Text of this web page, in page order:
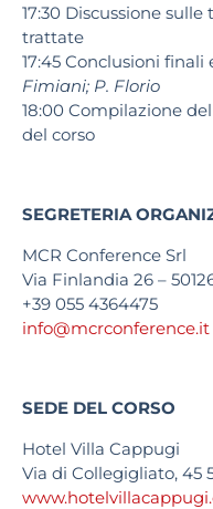
17:30 Discussione
trattate
17:45 Conclusioni finali
Fimiani; P. Florio
18:00 Compilazione
del corso
SEGRETERIA
MCR Conference Srl
Via Finlandia 26 –
+39 055 4364475
info@mcrconference.it
SEDE DEL CORSO
Hotel Villa Cappugi
Via di Collegigliato, 45